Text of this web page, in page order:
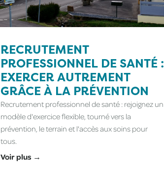
RECRUTEMENT
PROFESSIONNEL DE SANTÉ :
EXERCER AUTREMENT
GRÂCE À LA PRÉVENTION
Recrutement professionnel de santé : rejoignez un
modèle d'exercice flexible, tourné vers la
prévention, le terrain et l'accès aux soins pour
tous.
Voir plus →